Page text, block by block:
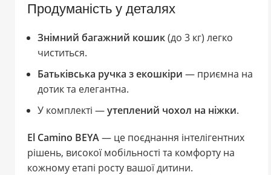
Продуманість у деталях
Знімний багажний кошик(до 3 кг) легко
чиститься.
Батьківська ручка з екошкіри — приємна на
дотик та елегантна.
У комплекті —утеплений чохол на ніжки.
El Camino BEYA— це поєднання інтелігентних
рішень, високої мобільності та комфорту на
кожному етапі росту вашої дитини.